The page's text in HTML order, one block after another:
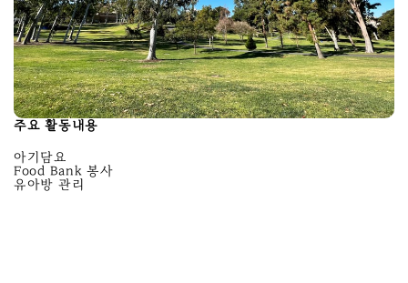
주요 활동내용
아기담요
Food Bank 봉사
유아방 관리